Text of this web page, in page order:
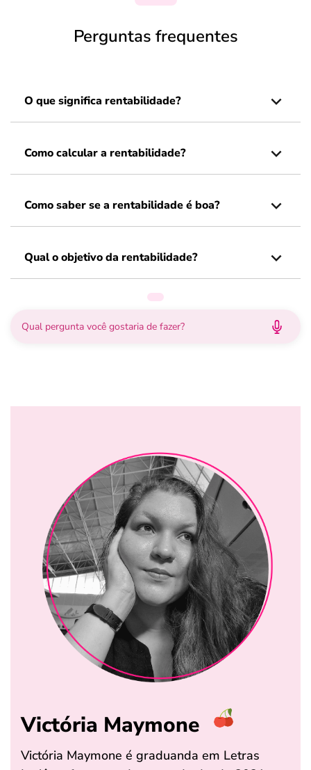
Perguntas frequentes
O que significa rentabilidade?
Como calcular a rentabilidade?
Como saber se a rentabilidade é boa?
Qual o objetivo da rentabilidade?
Victória Maymone
Victória Maymone é graduanda em Letras